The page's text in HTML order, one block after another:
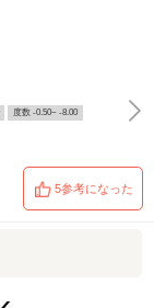
度数 -0.50~ -8.00
5参考になった